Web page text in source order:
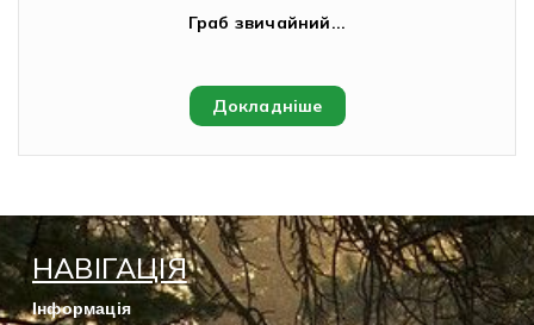
Граб звичайний...
Докладніше
НАВІГАЦІЯ
Інформація